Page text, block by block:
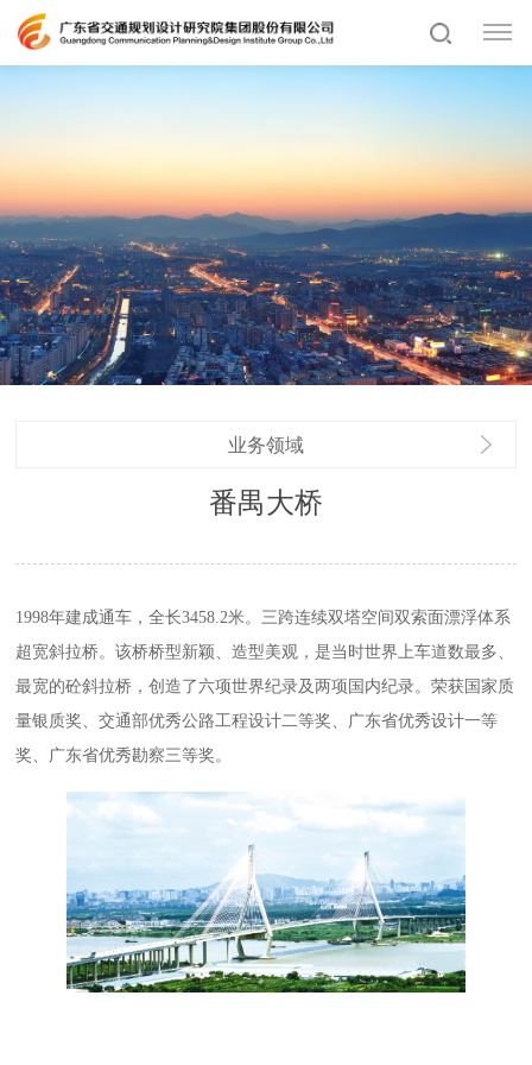
业务领域
番禺大桥
1998年建成通车，全长3458.2米。三跨连续双塔空间双索面漂浮体系
超宽斜拉桥。该桥桥型新颖、造型美观，是当时世界上车道数最多、
最宽的砼斜拉桥，创造了六项世界纪录及两项国内纪录。荣获国家质
量银质奖、交通部优秀公路工程设计二等奖、广东省优秀设计一等
奖、广东省优秀勘察三等奖。